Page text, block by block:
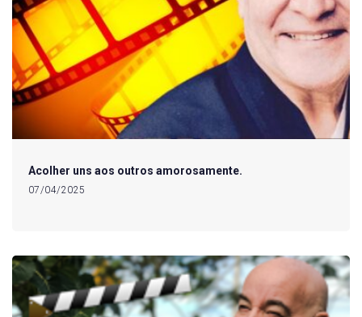
Acolher uns aos outros amorosamente.
07/04/2025